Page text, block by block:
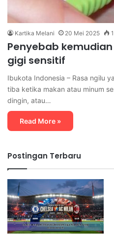
Kartika Melani 20 Mei 2025
Penyebab
gigi sensitif
Ibukota Indonesia – Rasa ngilu
tiba ketika makan atau minum
dingin, atau…
Read More »
Postingan Terbaru